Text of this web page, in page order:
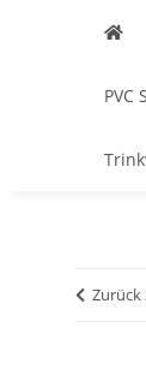
PVC
Zurück